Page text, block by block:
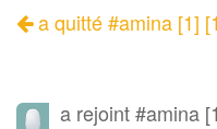
a quitté #amina [1]
a rejoint #amina